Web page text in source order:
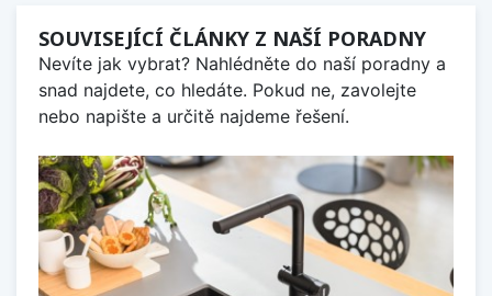
SOUVISEJÍCÍ ČLÁNKY Z NAŠÍ PORADNY
Nevíte jak vybrat? Nahlédněte do naší poradny a
snad najdete, co hledáte. Pokud ne, zavolejte
nebo napište a určitě najdeme řešení.